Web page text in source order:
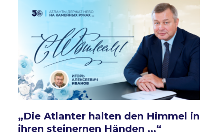
„Die Atlanter halten den Himmel in
ihren steinernen Händen ...“